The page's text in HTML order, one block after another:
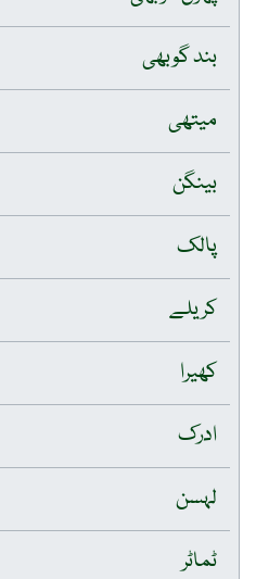
بند گوبھی
میتھی
بینگن
پالک
کریلے
کھیرا
ادرک
لہسن
ٹماٹر